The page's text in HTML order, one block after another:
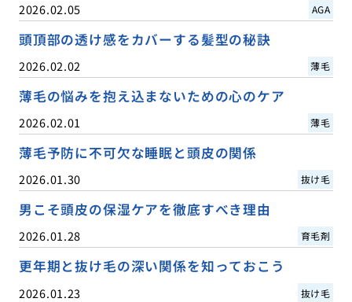
2026.02.05 AGA
頭頂部の透け感をカバーする髪型の秘訣
2026.02.02 薄毛
薄毛の悩みを抱え込まないための心のケア
2026.02.01 薄毛
薄毛予防に不可欠な睡眠と頭皮の関係
2026.01.30 抜け毛
男こそ頭皮の保湿ケアを徹底すべき理由
2026.01.28 育毛剤
更年期と抜け毛の深い関係を知っておこう
2026.01.23 抜け毛